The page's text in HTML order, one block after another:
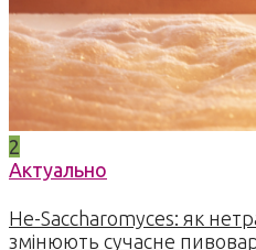
2
Актуально
Не-Saccharomyces: як
змінюють сучасне